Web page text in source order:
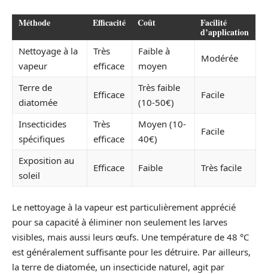
Méthode Efficacité Coût Facilité
d’application
Nettoyage à la
vapeur
Très
efficace
Faible à
moyen
Modérée
Terre de
diatomée
Efficace
Très faible
(10-50€)
Facile
Insecticides
spécifiques
Très
efficace
Moyen (10-
40€)
Facile
Exposition au
soleil
Efficace Faible Très facile
Le nettoyage à la vapeur est particulièrement apprécié
pour sa capacité à éliminer non seulement les larves
visibles, mais aussi leurs œufs. Une température de 48 °C
est généralement suffisante pour les détruire. Par ailleurs,
la terre de diatomée, un insecticide naturel, agit par